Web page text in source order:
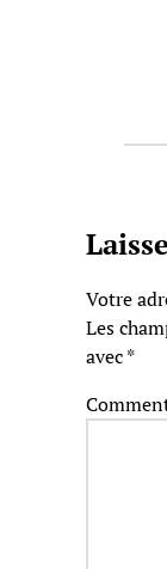
Votre
Les
avec*